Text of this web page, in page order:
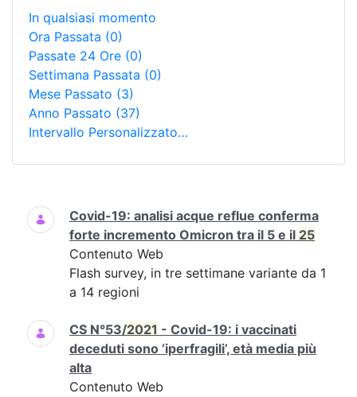
In qualsiasi momento
Ora Passata (0)
Passate 24 Ore (0)
Settimana Passata (0)
Mese Passato (3)
Anno Passato (37)
Intervallo Personalizzato…
Ricerca
Covid-19: analisi acque reflue conferma
forte incremento Omicron tra il 5 e il 25
Contenuto Web
Flash survey, in tre settimane variante da 1
a 14 regioni
CS N°53/2021 - Covid-19: i vaccinati
deceduti sono ‘iperfragili’, età media più
alta
Contenuto Web